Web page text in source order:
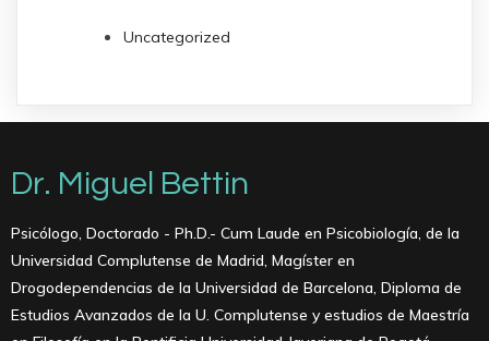
Uncategorized
Dr. Miguel Bettin
Psicólogo, Doctorado - Ph.D.- Cum Laude en Psicobiología, de la
Universidad Complutense de Madrid, Magíster en
Drogodependencias de la Universidad de Barcelona, ​​Diploma de
Estudios Avanzados de la U. Complutense y estudios de Maestría